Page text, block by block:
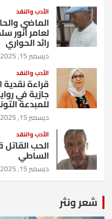
الأدب والنقد
الماضي
لعامر أنور
رائد الحواري
ديسمبر 15, 2025
الأدب والنقد
قراءة نقدية
جازية في
للمبدعة
ديسمبر 15, 2025
الأدب والنقد
الحب
الساطي
ديسمبر 15, 2025
شعر ونثر